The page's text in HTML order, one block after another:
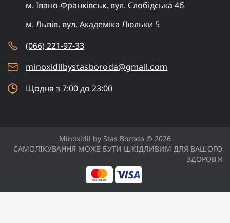
м. Івано-Франківськ, вул. Слобідська 4б
м. Львів, вул. Академіка Люльки 5
(066) 221-97-33
minoxidilbystasboroda@gmail.com
Щодня з 7:00 до 23:00
Minoxidil by Stas Boroda © 2026
САМОЛІКУВАННЯ МОЖЕ БУТИ ШКІДЛИВИМ ДЛЯ ВАШОГО
ЗДОРОВ'Я